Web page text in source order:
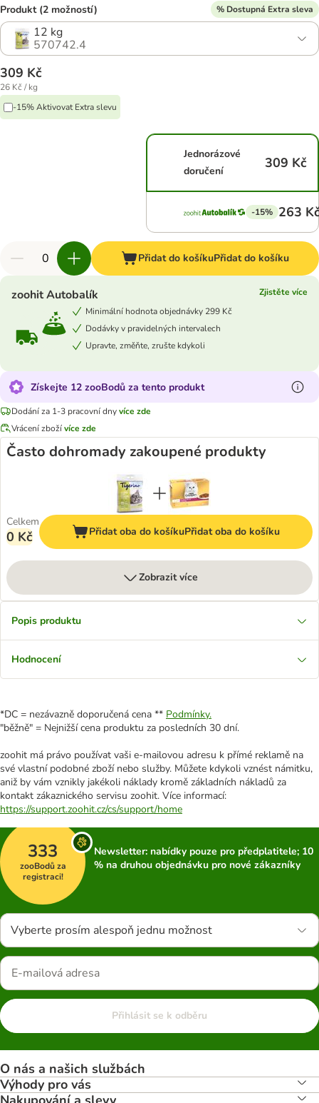
Produkt (2 možností) % Dostupná Extra sleva
12 kg
570742.4
309 Kč
26 Kč / kg
-15% Aktivovat Extra slevu
Jednorázové
doručení
309 Kč
-15% 263
Přidat do košíkuPřidat do košíku
zoohit Autobalík
Zjistěte více
Minimální hodnota objednávky 299 Kč
Dodávky v pravidelných intervalech
Upravte, změňte, zrušte kdykoli
Získejte 12 zooBodů za tento produkt
Dodání za 1-3 pracovní dnyvíce zde
Vrácení zbožívíce zde
Často dohromady zakoupené produkty
Celkem
0 Kč Přidat oba do košíkuPřidat oba do košíku
Zobrazit více
Popis produktu
Hodnocení
*DC = nezávazně doporučená cena ** Podmínky.
"běžně" = Nejnižší cena produktu za posledních 30 dní.
zoohit má právo používat vaši e-mailovou adresu k přímé reklamě na
své vlastní podobné zboží nebo služby. Můžete kdykoli vznést námitku,
aniž by vám vznikly jakékoli náklady kromě základních nákladů za
kontakt zákaznického servisu zoohit. Více informací:
https://support.zoohit.cz/cs/support/home
333
zooBodů za
registraci!
Newsletter: nabídky pouze pro předplatitele; 10
% na druhou objednávku pro nové zákazníky
Vyberte prosím alespoň jednu možnost
Přihlásit se k odběru
O nás a našich službách
Výhody pro vás